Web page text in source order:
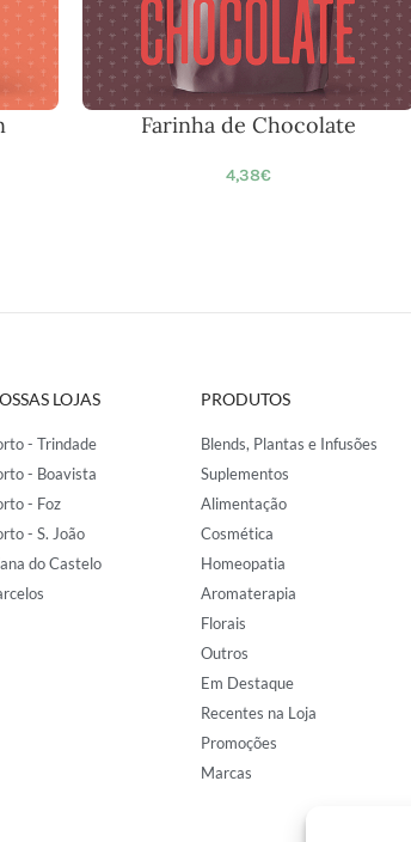
Farinha de Chocolate
4,38€
LOJAS
- Trindade
- Boavista
- Foz
- S. João
do Castelo
PRODUTOS
Blends, Plantas e Infusões
Suplementos
Alimentação
Cosmética
Homeopatia
Aromaterapia
Florais
Outros
Em Destaque
Recentes na Loja
Promoções
Marcas